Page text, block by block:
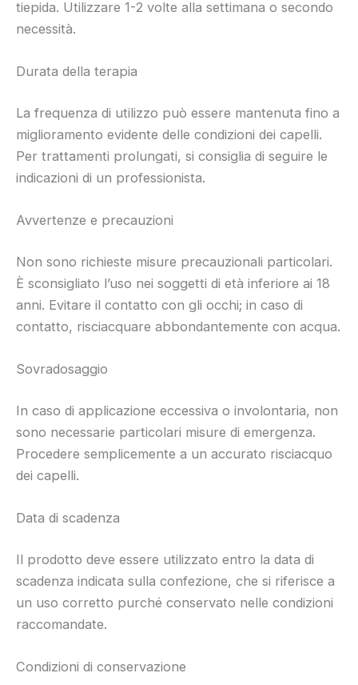
tiepida. Utilizzare 1-2 volte alla settimana o secondo
necessità.
Durata della terapia
La frequenza di utilizzo può essere mantenuta fino a
miglioramento evidente delle condizioni dei capelli.
Per trattamenti prolungati, si consiglia di seguire le
indicazioni di un professionista.
Avvertenze e precauzioni
Non sono richieste misure precauzionali particolari.
È sconsigliato l’uso nei soggetti di età inferiore ai 18
anni. Evitare il contatto con gli occhi; in caso di
contatto, risciacquare abbondantemente con acqua.
Sovradosaggio
In caso di applicazione eccessiva o involontaria, non
sono necessarie particolari misure di emergenza.
Procedere semplicemente a un accurato risciacquo
dei capelli.
Data di scadenza
Il prodotto deve essere utilizzato entro la data di
scadenza indicata sulla confezione, che si riferisce a
un uso corretto purché conservato nelle condizioni
raccomandate.
Condizioni di conservazione